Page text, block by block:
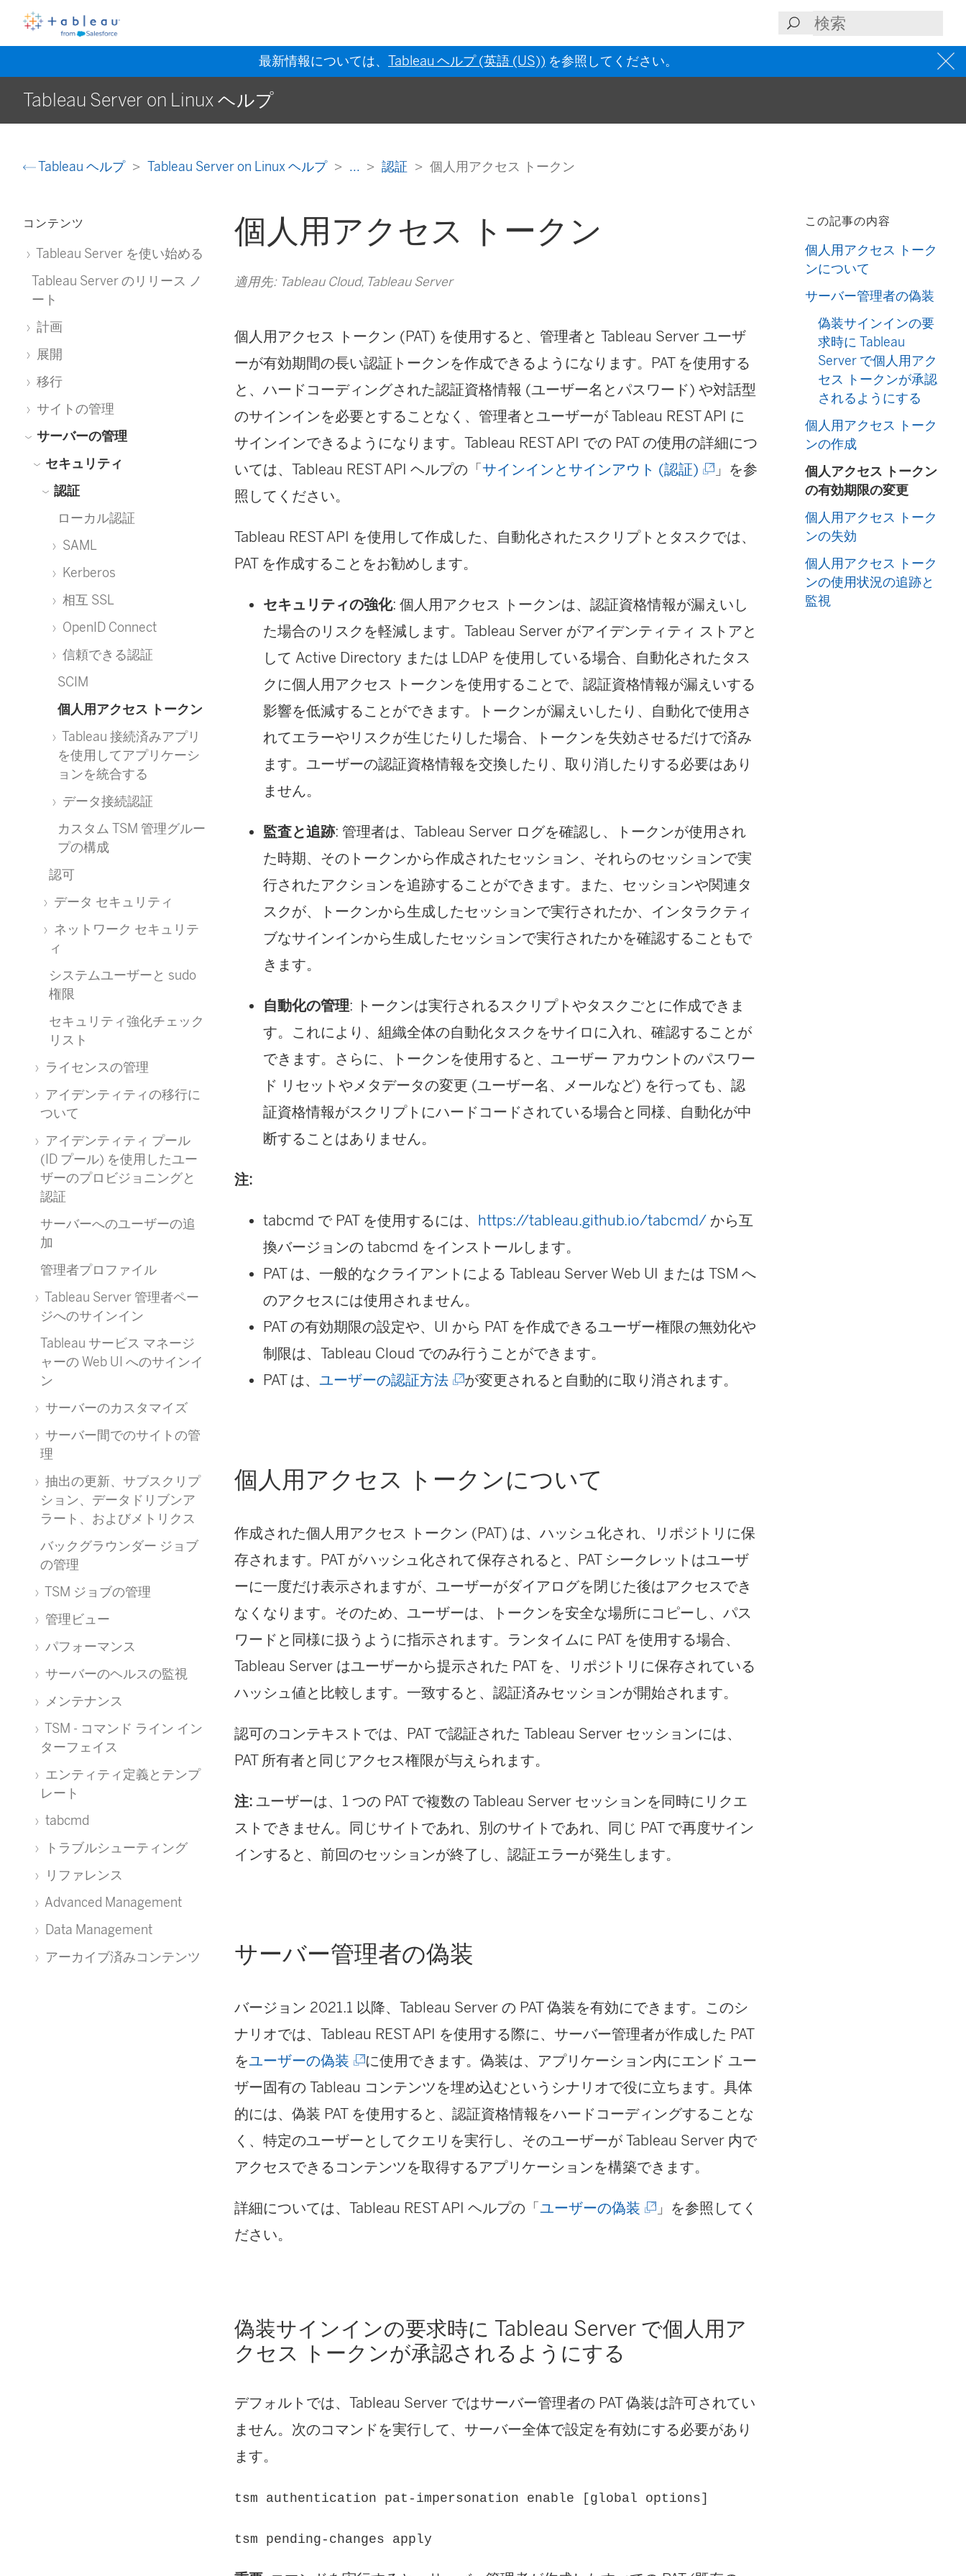
最新情報については、 Tableau ヘルプ (英語 (US)) を参照してください。
Tableau Server on Linux ヘルプ
Tableau ヘルプ Tableau Server on Linux ヘルプ ... 認証 個人用アクセス トークン
コンテンツ
Tableau Server を使い始める
Tableau Server のリリース ノ
ート
計画
展開
移行
サイトの管理
サーバーの管理
セキュリティ
認証
ローカル認証
SAML
Kerberos
相互 SSL
OpenID Connect
信頼できる認証
SCIM
個人用アクセス トークン
Tableau 接続済みアプリ
を使用してアプリケーシ
ョンを統合する
データ接続認証
カスタム TSM 管理グルー
プの構成
認可
データ セキュリティ
ネットワーク セキュリテ
ィ
システムユーザーと sudo
権限
セキュリティ強化チェック
リスト
ライセンスの管理
アイデンティティの移行に
ついて
アイデンティティ プール
(ID プール) を使用したユー
ザーのプロビジョニングと
認証
サーバーへのユーザーの追
加
管理者プロファイル
Tableau Server 管理者ペー
ジへのサインイン
Tableau サービス マネージ
ャーの Web UI へのサインイ
ン
サーバーのカスタマイズ
サーバー間でのサイトの管
理
抽出の更新、サブスクリプ
ション、データドリブンア
ラート、およびメトリクス
バックグラウンダー ジョブ
の管理
TSM ジョブの管理
管理ビュー
パフォーマンス
サーバーのヘルスの監視
メンテナンス
TSM - コマンド ライン イン
ターフェイス
エンティティ定義とテンプ
レート
tabcmd
トラブルシューティング
リファレンス
Advanced Management
Data Management
アーカイブ済みコンテンツ
個人用アクセス トークン
適用先: Tableau Cloud, Tableau Server
個人用アクセス トークン (PAT) を使用すると、管理者とTableau Server ユーザ
ーが有効期間の長い認証トークンを作成できるようになります。PAT を使用する
と、ハードコーディングされた認証資格情報 (ユーザー名とパスワード) や対話型
のサインインを必要とすることなく、管理者とユーザーが Tableau REST API に
サインインできるようになります。Tableau REST API での PAT の使用の詳細につ
いては、Tableau REST API ヘルプの「サインインとサインアウト (認証) (
い
ィ
ン
ド
ウ
で
リ
ン
開
く
)
」を参
照してください。
Tableau REST API を使用して作成した、自動化されたスクリプトとタスクでは、
PAT を作成することをお勧めします。
セキュリティの強化: 個人用アクセス トークンは、認証資格情報が漏えいし
た場合のリスクを軽減します。Tableau Server がアイデンティティ ストアと
して Active Directory または LDAP を使用している場合、自動化されたタス
クに個人用アクセス トークンを使用することで、認証資格情報が漏えいする
影響を低減することができます。トークンが漏えいしたり、自動化で使用さ
れてエラーやリスクが生じたりした場合、トークンを失効させるだけで済み
ます。ユーザーの認証資格情報を交換したり、取り消したりする必要はあり
ません。
監査と追跡: 管理者は、Tableau Server ログを確認し、トークンが使用され
た時期、そのトークンから作成されたセッション、それらのセッションで実
行されたアクションを追跡することができます。また、セッションや関連タ
スクが、トークンから生成したセッションで実行されたか、インタラクティ
ブなサインインから生成したセッションで実行されたかを確認することもで
きます。
自動化の管理: トークンは実行されるスクリプトやタスクごとに作成できま
す。これにより、組織全体の自動化タスクをサイロに入れ、確認することが
できます。さらに、トークンを使用すると、ユーザー アカウントのパスワー
ド リセットやメタデータの変更 (ユーザー名、メールなど) を行っても、認
証資格情報がスクリプトにハードコードされている場合と同様、自動化が中
断することはありません。
注:
tabcmd で PAT を使用するには、 https://tableau.github.io/tabcmd/ から互
換バージョンの tabcmd をインストールします。
PAT は、一般的なクライアントによるTableau Server Web UI または TSM へ
のアクセスには使用されません。
PAT の有効期限の設定や、UI から PAT を作成できるユーザー権限の無効化や
制限は、Tableau Cloud でのみ行うことができます。
PAT は、ユーザーの認証方法(
ウ
ン
ド
ウ
で
リ
ン
ク
が
開
)
が変更されると自動的に取り消されます。
個人用アクセス トークンについて
作成された個人用アクセス トークン (PAT) は、ハッシュ化され、リポジトリに保
存されます。PAT がハッシュ化されて保存されると、PAT シークレットはユーザ
ーに一度だけ表示されますが、ユーザーがダイアログを閉じた後はアクセスでき
なくなります。そのため、ユーザーは、トークンを安全な場所にコピーし、パス
ワードと同様に扱うように指示されます。ランタイムに PAT を使用する場合、
Tableau Server はユーザーから提示された PAT を、リポジトリに保存されている
ハッシュ値と比較します。一致すると、認証済みセッションが開始されます。
認可のコンテキストでは、PAT で認証されたTableau Server セッションには、
PAT 所有者と同じアクセス権限が与えられます。
注: ユーザーは、1 つの PAT で複数のTableau Server セッションを同時にリクエ
ストできません。同じサイトであれ、別のサイトであれ、同じ PAT で再度サイン
インすると、前回のセッションが終了し、認証エラーが発生します。
サーバー管理者の偽装
バージョン 2021.1 以降、Tableau Server の PAT 偽装を有効にできます。このシ
ナリオでは、Tableau REST API を使用する際に、サーバー管理者が作成した PAT
をユーザーの偽装 (
新
し
い
ウ
リ
ン
が
開
に使用できます。偽装は、アプリケーション内にエンド ユー
ザー固有の Tableau コンテンツを埋め込むというシナリオで役に立ちます。具体
的には、偽装 PAT を使用すると、認証資格情報をハードコーディングすることな
く、特定のユーザーとしてクエリを実行し、そのユーザーが Tableau Server 内で
アクセスできるコンテンツを取得するアプリケーションを構築できます。
詳細については、Tableau REST API ヘルプの「ユーザーの偽装 (
ィ
ド
ン
」を参照してく
ださい。
偽装サインインの要求時に Tableau Server で個人用ア
クセス トークンが承認されるようにする
デフォルトでは、Tableau Server ではサーバー管理者の PAT 偽装は許可されてい
ません。次のコマンドを実行して、サーバー全体で設定を有効にする必要があり
ます。
tsm authentication pat-impersonation enable [global options]
tsm pending-changes apply
この記事の内容
個人用アクセス トーク
ンについて
サーバー管理者の偽装
偽装サインインの要
求時に Tableau
Server で個人用アク
セス トークンが承認
されるようにする
個人用アクセス トーク
ンの作成
個人アクセス トークン
の有効期限の変更
個人用アクセス トーク
ンの失効
個人用アクセス トーク
ンの使用状況の追跡と
監視